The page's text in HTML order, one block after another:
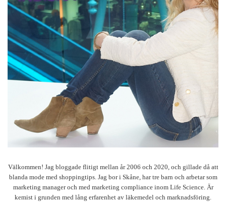
Välkommen! Jag bloggade flitigt mellan år 2006 och 2020, och gillade då att
blanda mode med shoppingtips. Jag bor i Skåne, har tre barn och arbetar som
marketing manager och med marketing compliance inom Life Science. Är
kemist i grunden med lång erfarenhet av läkemedel och marknadsföring.